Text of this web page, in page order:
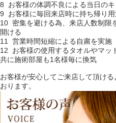
8 お客様の体調不良による当日の
9 お客様に毎回来店時に持ち帰り
10 密集を避ける為、来店人数制限
開ける
11 営業時間短縮による自粛を実施
12 お客様の使用するタオルやマッ
共に施術部屋も1名様毎に換気
お客様が安心してご来店して頂け
おります。